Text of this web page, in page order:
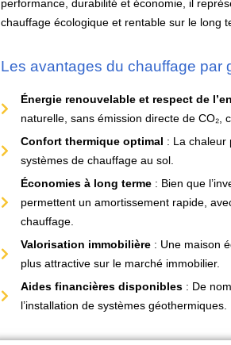
performance, durabilité et économie, il
chauffage écologique et rentable sur le long
Les avantages du chauffage par
Énergie renouvelable et respect de
naturelle, sans émission directe de CO₂,
Confort thermique optimal : La chaleur
systèmes de chauffage au sol.
Économies à long terme: Bien que
permettent un amortissement rapide,
chauffage.
Valorisation immobilière: Une maison
plus attractive sur le marché immobilier.
Aides financières disponibles: De
l’installation de systèmes géothermiques.